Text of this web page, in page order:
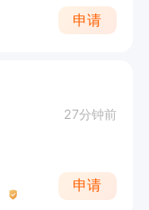
申请
27分钟前
申请